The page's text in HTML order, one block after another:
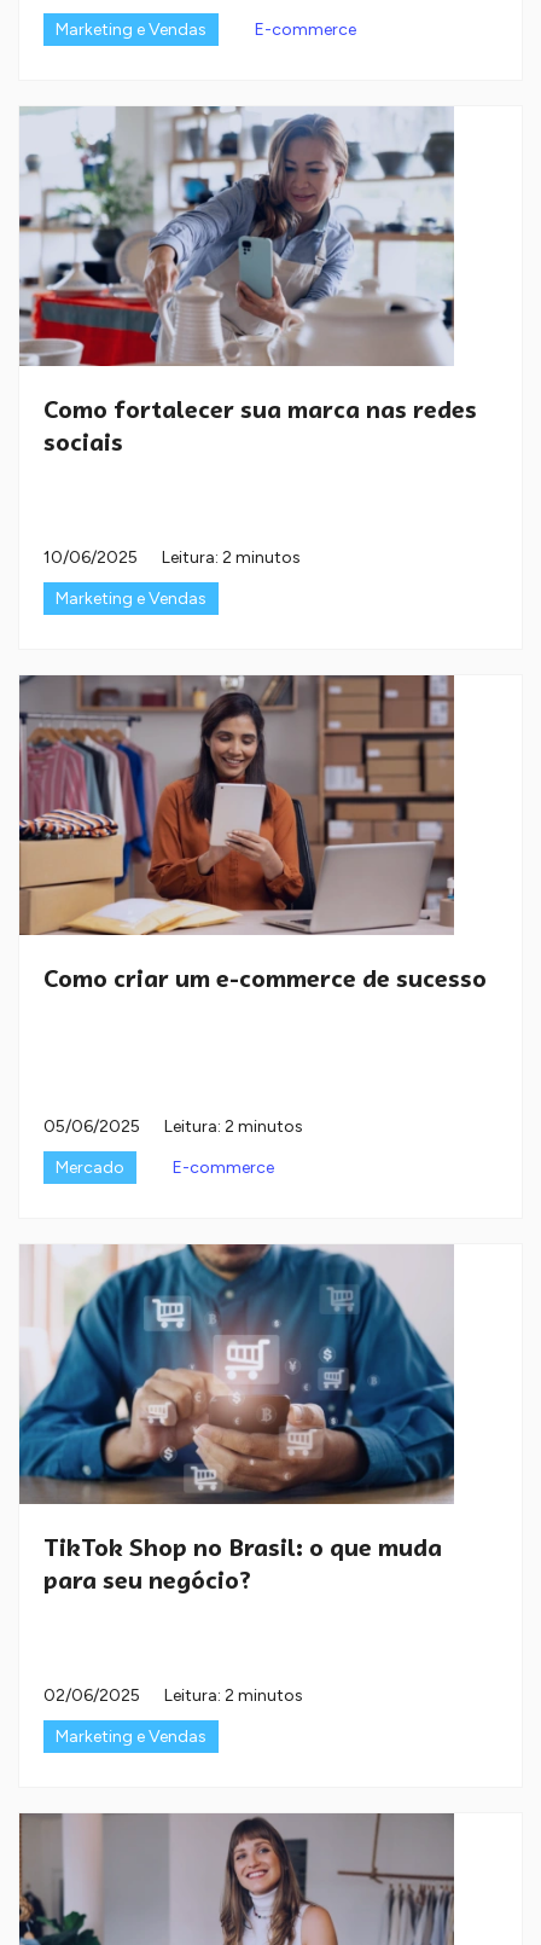
Marketing e Vendas E-commerce
Como fortalecer sua marca nas redes
sociais
10/06/2025
Leitura: 2 minutos
Marketing e Vendas
Como criar um e-commerce de sucesso
05/06/2025
Leitura: 2 minutos
Mercado
E-commerce
TikTok Shop no Brasil: o que muda
para seu negócio?
02/06/2025
Leitura: 2 minutos
Marketing e Vendas